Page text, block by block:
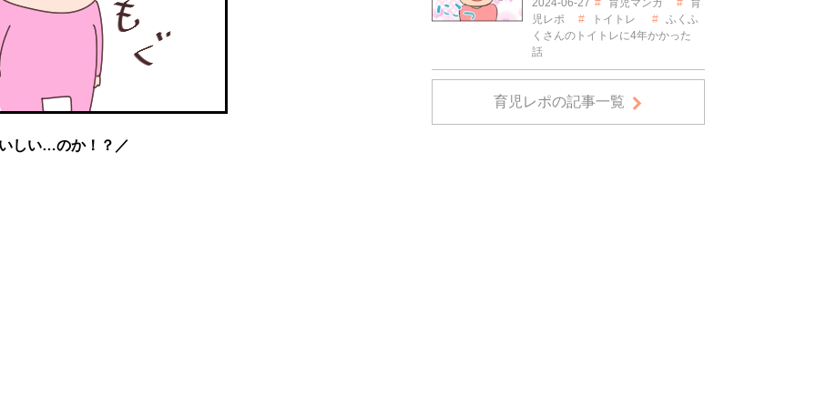
しい…のか！？／
2024-06-27 育児マンガ
育
児レポ
トイトレ
ふくふ
くさんのトイトレに4年かかった
話
育児レポの記事一覧